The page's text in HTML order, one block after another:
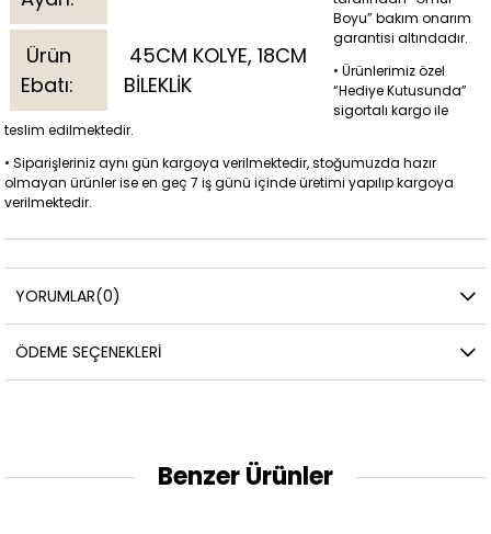
Ürün
Ebatı:
45CM KOLYE, 18CM
BİLEKLİK
Boyu” bakım onarım
garantisi altındadır.
• Ürünlerimiz özel
“Hediye Kutusunda”
sigortalı kargo ile
teslim edilmektedir.
• Siparişleriniz aynı gün kargoya verilmektedir, stoğumuzda hazır
olmayan ürünler ise en geç 7 iş günü içinde üretimi yapılıp kargoya
verilmektedir.
YORUMLAR(0)
ÖDEME SEÇENEKLERI
Benzer Ürünler